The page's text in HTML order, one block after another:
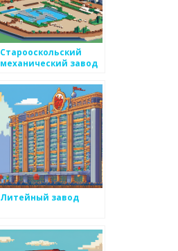
Старооскольский
механический завод
Литейный завод